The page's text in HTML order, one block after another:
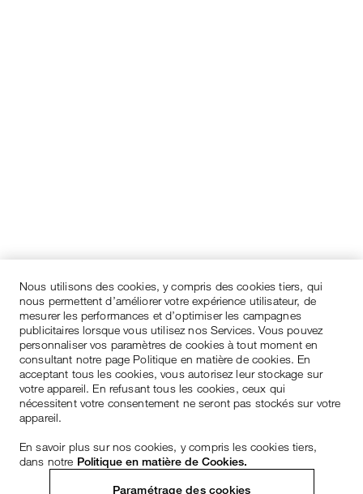
Nous utilisons des cookies, y compris des cookies tiers, qui
nous permettent d’améliorer votre expérience utilisateur, de
mesurer les performances et d’optimiser les campagnes
publicitaires lorsque vous utilisez nos Services. Vous pouvez
personnaliser vos paramètres de cookies à tout moment en
consultant notre page Politique en matière de cookies. En
acceptant tous les cookies, vous autorisez leur stockage sur
votre appareil. En refusant tous les cookies, ceux qui
nécessitent votre consentement ne seront pas stockés sur votre
appareil.
En savoir plus sur nos cookies, y compris les cookies tiers,
dans notre Politique en matière de Cookies.
Paramétrage des cookies